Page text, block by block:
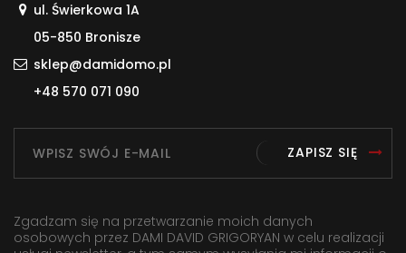
ul. Świerkowa 1A
05-850 Bronisze
sklep@damidomo.pl
+48 570 071 090
ZAPISZ SIĘ
Zgadzam się na przetwarzanie moich danych
osobowych przez DAMI DAVID GRIGORYAN w celu realizacji